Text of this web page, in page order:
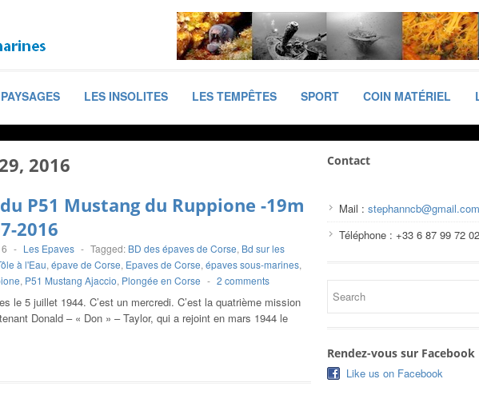
PAYSAGES LES INSOLITES LES TEMPÊTES SPORT COIN MATÉRIEL
2016
P51 Mustang du Ruppione -19m
2016
- Les Epaves - Tagged: BD des épaves de Corse, Bd sur les
à l'Eau, épave de Corse, Epaves de Corse, épaves sous-marines,
, P51 Mustang Ajaccio, Plongée en Corse - 2 comments
le 5 juillet 1944. C’est un mercredi. C’est la quatrième mission
Donald – « Don » – Taylor, qui a rejoint en mars 1944 le
Contact
Mail : stephanncb@gmail.com
Téléphone : +33 6 87 99 72 02
Rendez-vous sur Facebook
Like us on Facebook